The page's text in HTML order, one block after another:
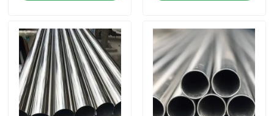
製品
ビデオ